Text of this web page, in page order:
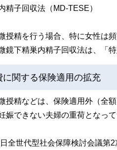
精子回収法（MD-TESE）
授精を行う場合、特に女性は
鏡下精巣内精子回収法は、「
に関する保険適用の拡充
授精などは、保険適用外（全
娠できない夫婦の重荷となって
全世代型社会保障検討会議第